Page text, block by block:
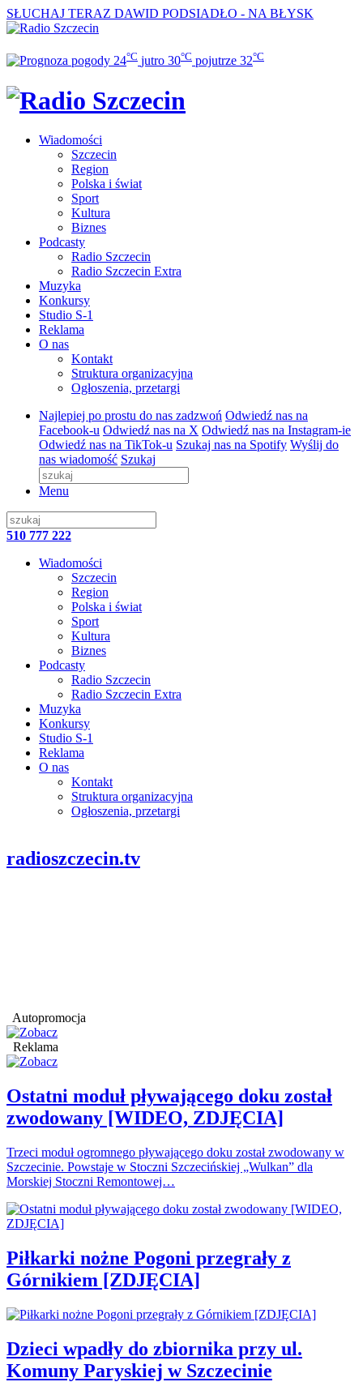
SŁUCHAJ TERAZ DAWID PODSIADŁO - NA BŁYSK
24°C jutro 30°C pojutrze 32°C
Wiadomości
Szczecin
Region
Polska i świat
Sport
Kultura
Biznes
Podcasty
Radio Szczecin
Radio Szczecin Extra
Muzyka
Konkursy
Studio S-1
Reklama
O nas
Kontakt
Struktura organizacyjna
Ogłoszenia, przetargi
Najlepiej po prostu do nas zadzwoń Odwiedź nas na
Facebook-u Odwiedź nas na X Odwiedź nas na Instagram-ie
Odwiedź nas na TikTok-u Szukaj nas na Spotify Wyślij do
nas wiadomość Szukaj
Menu
510 777 222
Wiadomości
Szczecin
Region
Polska i świat
Sport
Kultura
Biznes
Podcasty
Radio Szczecin
Radio Szczecin Extra
Muzyka
Konkursy
Studio S-1
Reklama
O nas
Kontakt
Struktura organizacyjna
Ogłoszenia, przetargi
radioszczecin.tv
Autopromocja
Reklama
Ostatni moduł pływającego doku został
zwodowany [WIDEO, ZDJĘCIA]
Trzeci moduł ogromnego pływającego doku został zwodowany w
Szczecinie. Powstaje w Stoczni Szczecińskiej „Wulkan” dla
Morskiej Stoczni Remontowej…
Piłkarki nożne Pogoni przegrały z
Górnikiem [ZDJĘCIA]
Dzieci wpadły do zbiornika przy ul.
Komuny Paryskiej w Szczecinie